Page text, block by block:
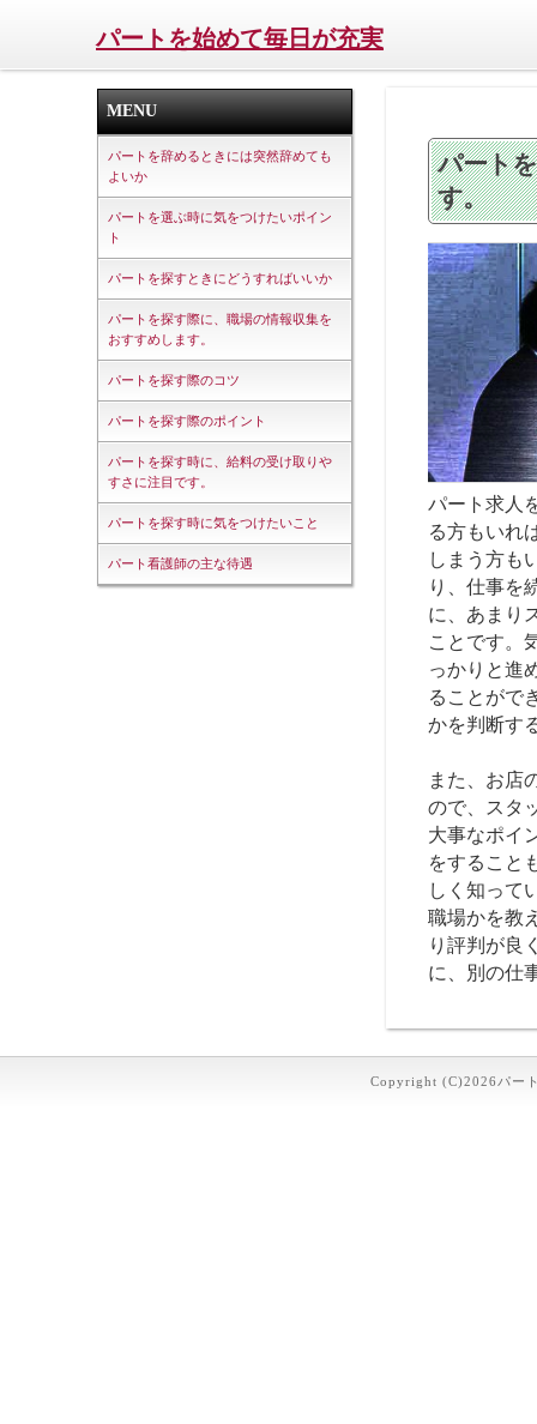
パートを始めて毎日が充実
MENU
パートを辞めるときには突然辞めても
よいか
パートを選ぶ時に気をつけたいポイン
ト
パートを探すときにどうすればいいか
パートを探す際に、職場の情報収集を
おすすめします。
パートを探す際のコツ
パートを探す際のポイント
パートを探す時に、給料の受け取りや
すさに注目です。
パートを探す時に気をつけたいこと
パート看護師の主な待遇
パート
す。
パート求人
る方もいれ
しまう方も
り、仕事を
に、あまり
ことです。
っかりと進
ることがで
かを判断す
また、お店
ので、スタ
大事なポイ
をすること
しく知って
職場かを教
り評判が良
に、別の仕
Copyright (C)2026パー